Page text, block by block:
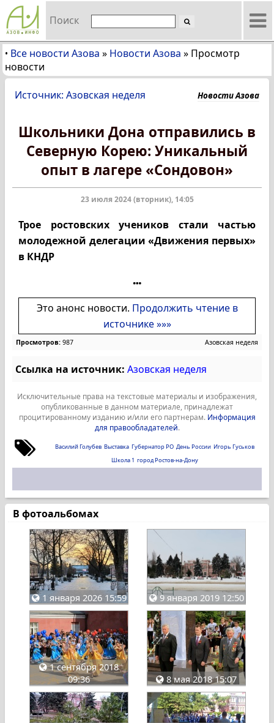
Поиск
• Все новости Азова » Новости Азова » Просмотр
новости
Источник: Азовская неделя Новости Азова
Школьники Дона отправились в
Северную Корею: Уникальный
опыт в лагере «Сондовон»
23 июля 2024 (вторник), 14:05
Трое ростовских учеников стали частью
молодежной делегации «Движения первых»
в КНДР
Это анонс новости. Продолжить чтение в
источнике »»»
Просмотров: 987 Азовская неделя
Ссылка на источник: Азовская неделя
Исключительные права на текстовые материалы и изображения,
опубликованные в данном материале, принадлежат
процитированному изданию и/или его партнерам. Информация
для правообладателей.
Василий Голубев Выставка Губернатор РО День России Игорь Гуськов
Школа 1 город Ростов-на-Дону
В фотоальбомах
1 января 2026 15:59 9 января 2019 12:50
1 сентября 2018
09:36
8 мая 2018 15:07